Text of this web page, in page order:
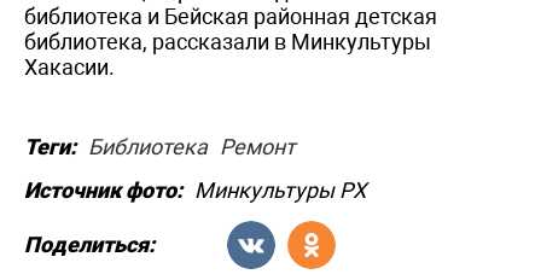
библиотека и Бейская районная детская
библиотека, рассказали в Минкультуры
Хакасии.
Теги: Библиотека Ремонт
Источник фото: Минкультуры РХ
Поделиться: